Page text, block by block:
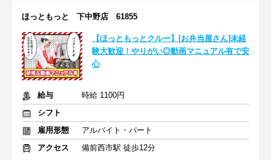
ほっともっと 下中野店 61855
【ほっともっとクルー】[お弁当屋さん]未経
験大歓迎！やりがい◎動画マニュアル有で安
心
給与
時給 1100円
シフト
雇用形態
アルバイト・パート
アクセス
備前西市駅 徒歩12分